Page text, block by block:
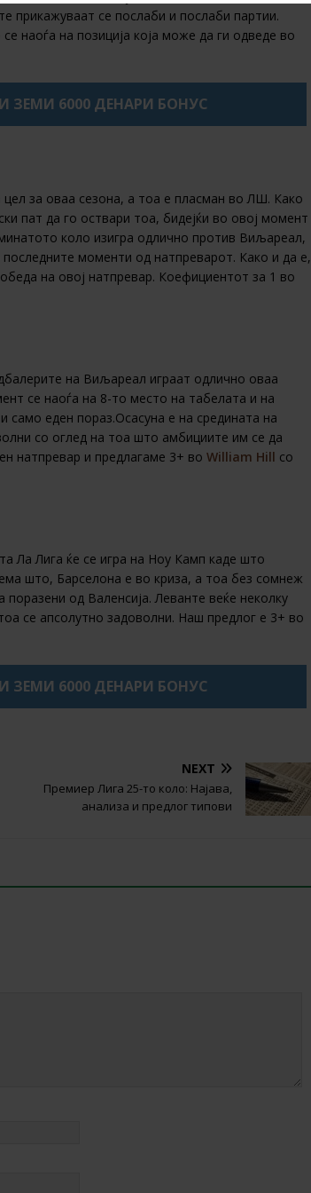
прикажуваат се послаби и послаби партии.
наоѓа на позиција која може да ги одведе во
И ЗЕМИ 6000 ДЕНАРИ БОНУС
за оваа сезона, а тоа е пласман во ЛШ. Како
пат да го оствари тоа, бидејќи во овој момент
коло изигра одлично против Виљареал,
моменти од натпреварот. Како и да е,
на овој натпревар. Коефициентот за 1 во
на Виљареал играат одлично оваа
се наоѓа на 8-то место на табелата и на
само еден пораз.Осасуна е на средината на
со оглед на тоа што амбициите им се да
натпревар и предлагаме 3+ во William Hill со
Ла Лига ќе се игра на Ноу Камп каде што
што, Барселона е во криза, а тоа без сомнеж
од Валенсија. Леванте веќе неколку
се апсолутно задоволни. Наш предлог е 3+ во
И ЗЕМИ 6000 ДЕНАРИ БОНУС
NEXT
Премиер Лига 25-то коло: Најава,
анализа и предлог типови